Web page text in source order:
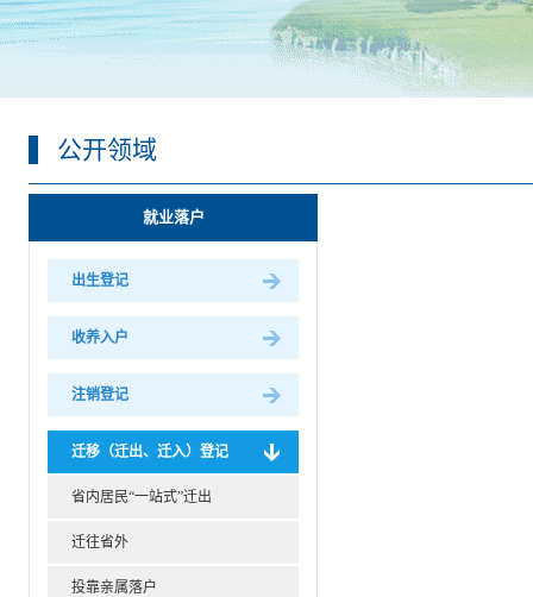
公开领域
就业落户
出生登记
收养入户
注销登记
迁移（迁出、迁入）登记
省内居民“一站式”迁出
迁往省外
投靠亲属落户